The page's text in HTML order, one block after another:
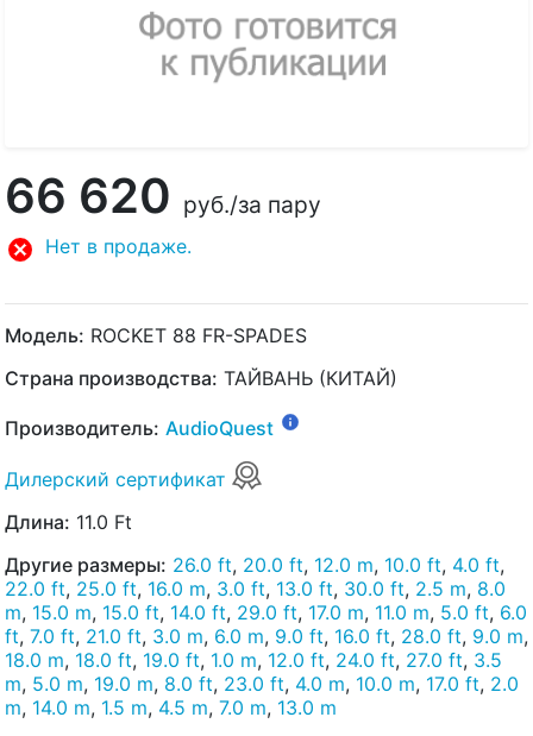
66 620 руб./за пару
Нет в продаже.
Модель: ROCKET 88 FR-SPADES
Страна производства: ТАЙВАНЬ (КИТАЙ)
Производитель: AudioQuest
Дилерский сертификат
Длина: 11.0 Ft
Другие размеры: 26.0 ft, 20.0 ft, 12.0 m, 10.0 ft, 4.0 ft,
22.0 ft, 25.0 ft, 16.0 m, 3.0 ft, 13.0 ft, 30.0 ft, 2.5 m, 8.0
m, 15.0 m, 15.0 ft, 14.0 ft, 29.0 ft, 17.0 m, 11.0 m, 5.0 ft, 6.0
ft, 7.0 ft, 21.0 ft, 3.0 m, 6.0 m, 9.0 ft, 16.0 ft, 28.0 ft, 9.0 m,
18.0 m, 18.0 ft, 19.0 ft, 1.0 m, 12.0 ft, 24.0 ft, 27.0 ft, 3.5
m, 5.0 m, 19.0 m, 8.0 ft, 23.0 ft, 4.0 m, 10.0 m, 17.0 ft, 2.0
m, 14.0 m, 1.5 m, 4.5 m, 7.0 m, 13.0 m